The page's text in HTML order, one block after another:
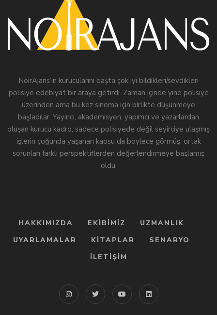
NoirAjans’ın kurucularını başta çok iyi bildikleri/sevdikleri
polisiye edebiyat bir araya getirdi. Zaman içinde yine polisiye
üzerinden ama bu kez sinema için birlikte düşünmeye
başladılar. Yayıncı, akademisyen, yapımcı ve yazarlardan
oluşan kurucu kadro, sadece polisiyede değil seyirciye ulaşmış
işlerin çoğunda yaşanan kaosu da böylece görmüş, ortak
sorunları farklı perspektiflerden değerlendirmeye başlamış
oldu.
HAKKIMIZDA EKIBIMIZ
UZMANLIK
UYARLAMALAR
KITAPLAR
SENARYO
İLETIŞIM